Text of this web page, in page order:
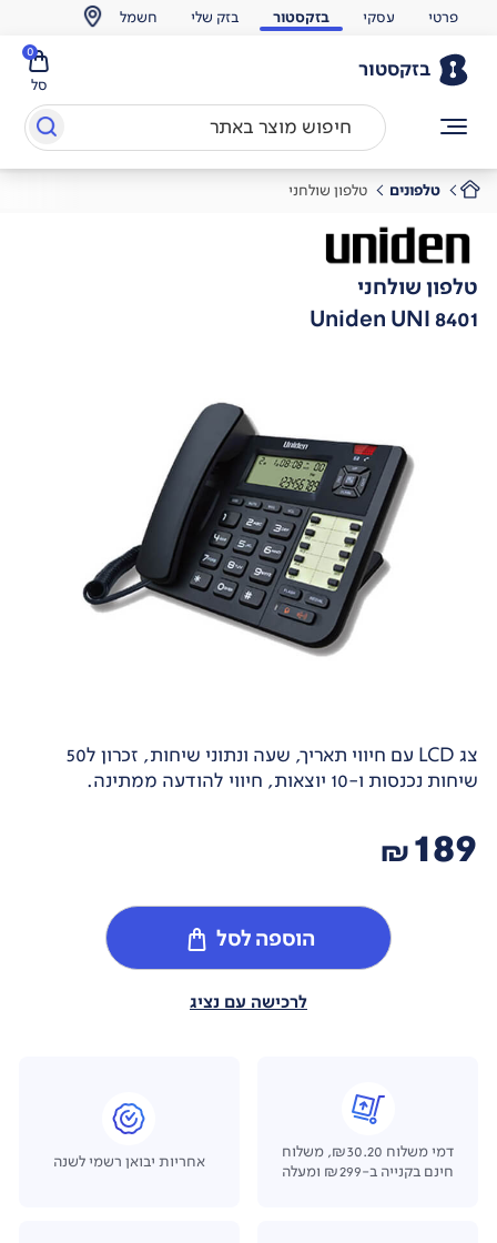
פרטי עסקי בזקסטור בזק שלי חשמל
בזקסטור
סל
0
טלפונים טלפון שולחני
טלפון שולחני
Uniden UNI 8401
צג LCD עם חיווי תאריך, שעה ונתוני שיחות, זכרון ל50
שיחות נכנסות ו-10 יוצאות, חיווי להודעה ממתינה.
189
₪
הוספה לסל
לרכישה עם נציג
דמי משלוח ₪30.20, משלוח
חינם בקנייה ב-₪299 ומעלה
אחריות יבואן רשמי לשנה